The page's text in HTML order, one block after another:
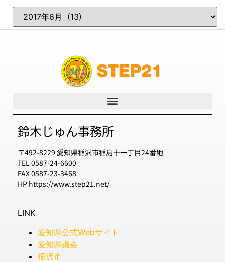
鈴木じゅん事務所
〒492-8229 愛知県稲沢市稲島十一丁目24番地
TEL 0587-24-6600
FAX 0587-23-3468
HP https://www.step21.net/
LINK
愛知県公式Webサイト
愛知県議会
稲沢市